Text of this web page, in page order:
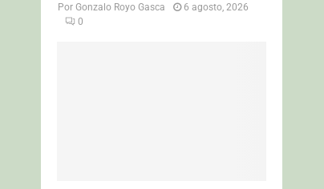
PorGonzalo Royo Gasca
6 agosto, 2026
0